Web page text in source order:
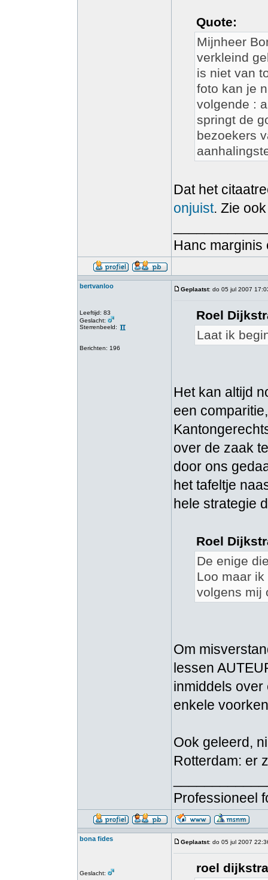
Quote:
Mijnheer
verkleind
is niet van
foto kan je
volgende :
springt de
bezoekers
Dat het
onjuist. Zie
Hanc marginis
bertvanloo
Leeftijd: 83
Geslacht:
Sterrenbeeld:
Berichten: 196
Geplaatst: do 05 jul 2007
Roel
Laat ik
Het kan altijd
een
over de zaak
door ons
het tafeltje
hele strategie
Roel
De enige
Loo maar
volgens mij
Om
lessen
inmiddels
enkele
Ook geleerd,
Rotterdam: er
Professioneel
bona fides
Geslacht:
Geplaatst: do 05 jul 2007
roel